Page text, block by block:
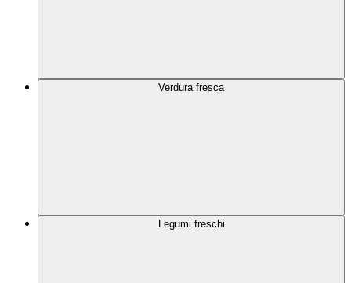
Verdura fresca
Legumi freschi